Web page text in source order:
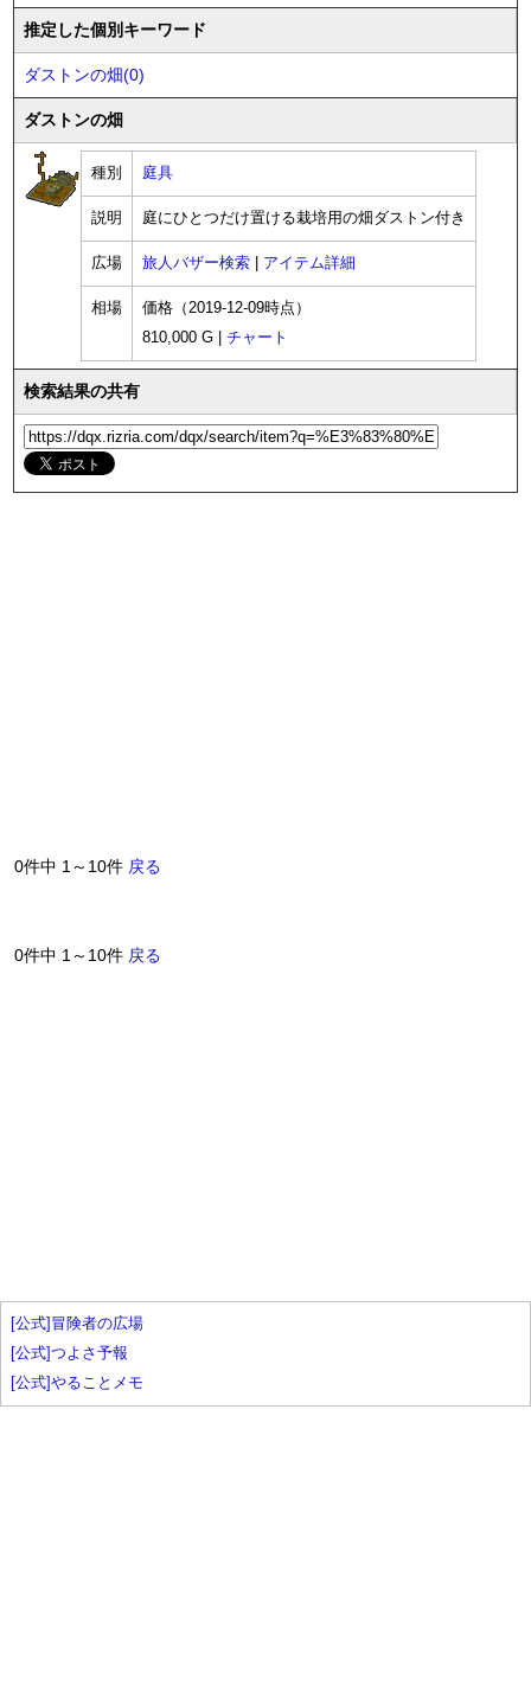
推定した個別キーワード
ダストンの畑(0)
ダストンの畑
種別 庭具
説明 庭にひとつだけ置ける栽培用の畑ダストン付き
広場 旅人バザー検索 アイテム詳細
相場
価格（2019-12-09時点）
810,000 G | チャート
検索結果の共有
0件中 1～10件 戻る
0件中 1～10件 戻る
[公式]冒険者の広場
[公式]つよさ予報
[公式]やることメモ